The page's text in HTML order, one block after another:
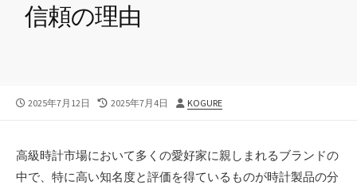
信頼の理由
公
2025年7月12日
最
日
2025年7月4日
投
KOGURE
高級時計市場において多くの愛好家に親しまれるブランドの
中で、特に高い知名度と評価を得ているものが時計製品の分